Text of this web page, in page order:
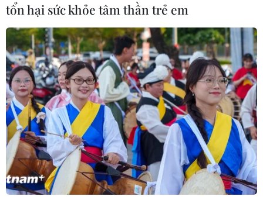
nhiều sự thật bất ngờ và ý nghĩa
sâu sắc.
Hoàng Ngọc
(Vietnam+)
tổn hại sức khỏe tâm thần trẻ em